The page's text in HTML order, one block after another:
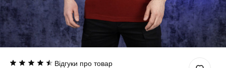
Відгуки про товар